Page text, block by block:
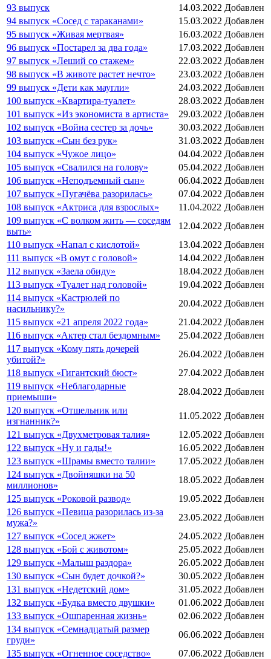
93 выпуск
14.03.2022 Добавлен
94 выпуск «Сосед с тараканами»
15.03.2022 Добавлен
95 выпуск «Живая мертвая»
16.03.2022 Добавлен
96 выпуск «Постарел за два года»
17.03.2022 Добавлен
97 выпуск «Леший со стажем»
22.03.2022 Добавлен
98 выпуск «В животе растет нечто»
23.03.2022 Добавлен
99 выпуск «Дети как маугли»
24.03.2022 Добавлен
100 выпуск «Квартира-туалет»
28.03.2022 Добавлен
101 выпуск «Из экономиста в артиста»
29.03.2022 Добавлен
102 выпуск «Война сестер за дочь»
30.03.2022 Добавлен
103 выпуск «Сын без рук»
31.03.2022 Добавлен
104 выпуск «Чужое лицо»
04.04.2022 Добавлен
105 выпуск «Свалился на голову»
05.04.2022 Добавлен
106 выпуск «Неподъемный сын»
06.04.2022 Добавлен
107 выпуск «Пугачёва разорилась»
07.04.2022 Добавлен
108 выпуск «Актриса для взрослых»
11.04.2022 Добавлен
109 выпуск «С волком жить — соседям
выть»
12.04.2022 Добавлен
110 выпуск «Напал с кислотой»
13.04.2022 Добавлен
111 выпуск «В омут с головой»
14.04.2022 Добавлен
112 выпуск «Заела обиду»
18.04.2022 Добавлен
113 выпуск «Туалет над головой»
19.04.2022 Добавлен
114 выпуск «Кастрюлей по
насильнику?»
20.04.2022 Добавлен
115 выпуск «21 апреля 2022 года»
21.04.2022 Добавлен
116 выпуск «Актер стал бездомным»
25.04.2022 Добавлен
117 выпуск «Кому пять дочерей
убитой?»
26.04.2022 Добавлен
118 выпуск «Гигантский бюст»
27.04.2022 Добавлен
119 выпуск «Неблагодарные
приемыши»
28.04.2022 Добавлен
120 выпуск «Отшельник или
изгнанник?»
11.05.2022 Добавлен
121 выпуск «Двухметровая талия»
12.05.2022 Добавлен
122 выпуск «Ну и гады!»
16.05.2022 Добавлен
123 выпуск «Шрамы вместо талии»
17.05.2022 Добавлен
124 выпуск «Двойняшки на 50
миллионов»
18.05.2022 Добавлен
125 выпуск «Роковой развод»
19.05.2022 Добавлен
126 выпуск «Певица разорилась из-за
мужа?»
23.05.2022 Добавлен
127 выпуск «Сосед жжет»
24.05.2022 Добавлен
128 выпуск «Бой с животом»
25.05.2022 Добавлен
129 выпуск «Малыш раздора»
26.05.2022 Добавлен
130 выпуск «Сын будет дочкой?»
30.05.2022 Добавлен
131 выпуск «Недетский дом»
31.05.2022 Добавлен
132 выпуск «Будка вместо двушки»
01.06.2022 Добавлен
133 выпуск «Ошпаренная жизнь»
02.06.2022 Добавлен
134 выпуск «Семнадцатый размер
груди»
06.06.2022 Добавлен
135 выпуск «Огненное соседство»
07.06.2022 Добавлен